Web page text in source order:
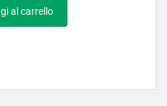
al carrello